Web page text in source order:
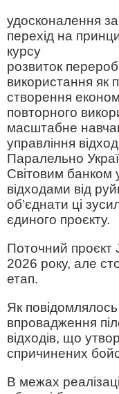
удосконалення
перехід на
курсу
розвиток
використання як
створення
повторного
масштабне
управління
Паралельно
Світовим банком
відходами від
об’єднати ці
єдиного проєкту.
Поточний проєкт
2026 року, але
етап.
Як
впровадження
відходів, що
спричинених
В межах